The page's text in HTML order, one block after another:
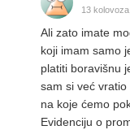
13
Ali zato imate
koji imam samo
platiti boravišnu
sam si već
na koje ćemo
Evidenciju o